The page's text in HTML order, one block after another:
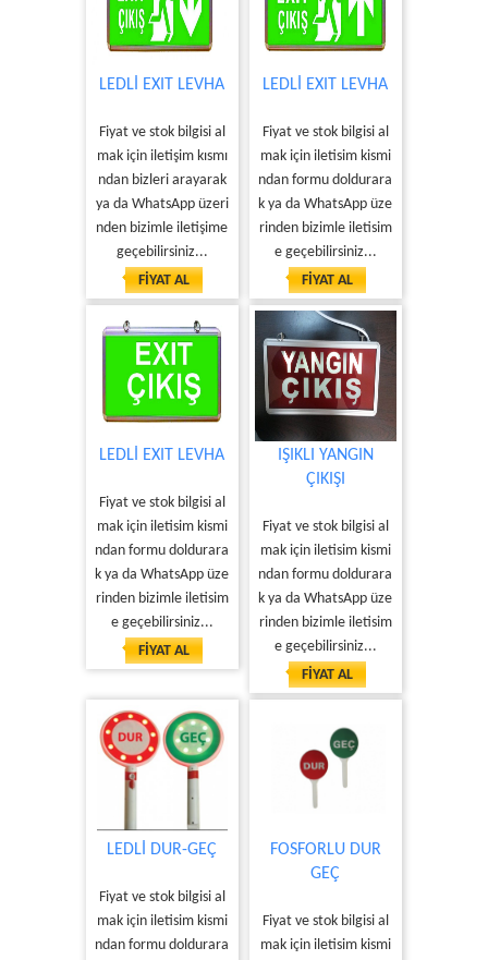
LEDLİ EXIT LEVHA
Fiyat ve stok bilgisi al
mak için iletişim kısmı
ndan bizleri arayarak
ya da WhatsApp üzeri
nden bizimle iletişime
geçebilirsiniz...
FİYAT AL
LEDLİ EXIT LEVHA
Fiyat ve stok bilgisi al
mak için iletisim kismi
ndan formu doldurara
k ya da WhatsApp üze
rinden bizimle iletisim
e geçebilirsiniz...
FİYAT AL
LEDLİ EXIT LEVHA
Fiyat ve stok bilgisi al
mak için iletisim kismi
ndan formu doldurara
k ya da WhatsApp üze
rinden bizimle iletisim
e geçebilirsiniz...
FİYAT AL
IŞIKLI YANGIN
ÇIKIŞI
Fiyat ve stok bilgisi al
mak için iletisim kismi
ndan formu doldurara
k ya da WhatsApp üze
rinden bizimle iletisim
e geçebilirsiniz...
FİYAT AL
LEDLİ DUR-GEÇ
Fiyat ve stok bilgisi al
mak için iletisim kismi
ndan formu doldurara
FOSFORLU DUR
GEÇ
Fiyat ve stok bilgisi al
mak için iletisim kismi